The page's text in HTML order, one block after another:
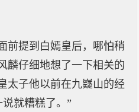
前提到白嫣皇后，哪怕稍
麟仔细地想了一下相关的
太子他以前在九嶷山的经
就糟糕了。”